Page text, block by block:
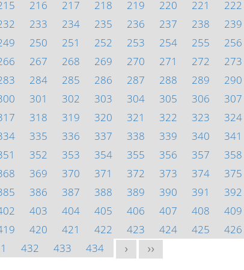
216 217 218 219 220 221 222
233 234 235 236 237 238 239
250 251 252 253 254 255 256
267 268 269 270 271 272 273
284 285 286 287 288 289 290
301 302 303 304 305 306 307
318 319 320 321 322 323 324
335 336 337 338 339 340 341
352 353 354 355 356 357 358
369 370 371 372 373 374 375
386 387 388 389 390 391 392
403 404 405 406 407 408 409
420 421 422 423 424 425 426
432 433 434 > >>